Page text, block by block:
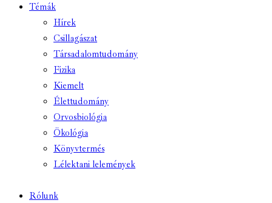
Témák
Hírek
Csillagászat
Társadalomtudomány
Fizika
Kiemelt
Élettudomány
Orvosbiológia
Ökológia
Könyvtermés
Lélektani lelemények
Rólunk